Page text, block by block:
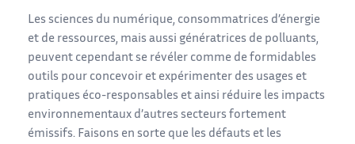
Les sciences du numérique, consommatrices d’énergie
et de ressources, mais aussi génératrices de polluants,
peuvent cependant se révéler comme de formidables
outils pour concevoir et expérimenter des usages et
pratiques éco-responsables et ainsi réduire les impacts
environnementaux d’autres secteurs fortement
émissifs. Faisons en sorte que les défauts et les